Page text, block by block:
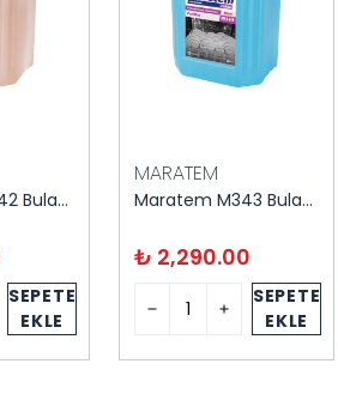
Maratem M342 Bulaşık Makinası Deterjanı
SEPETE
EKLE
MARATEM
Maratem M343 Bulaşık Makinası Parlatıcısı
₺ 2,290.00
SEPETE
EKLE